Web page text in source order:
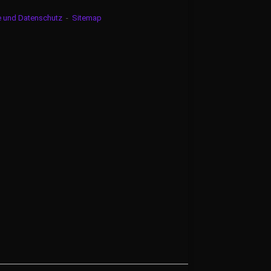
und Datenschutz - Sitemap